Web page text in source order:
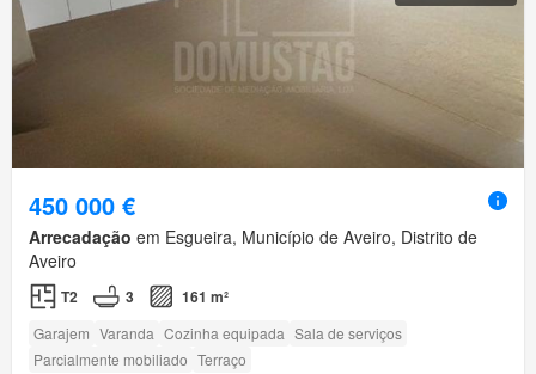
450 000 €
Arrecadação em Esgueira, Município de Aveiro, Distrito de
Aveiro
T2 3 161 m²
Garajem Varanda Cozinha equipada Sala de serviços
Parcialmente mobiliado Terraço